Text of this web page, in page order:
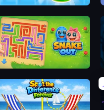
Pottery Master
Snake Out: Maze Escape